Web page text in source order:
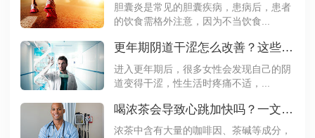
胆囊炎是常见的胆囊疾病，患病后，患者
的饮食需格外注意，因为不当饮食...
更年期阴道干涩怎么改善？这些方法要知道
进入更年期后，很多女性会发现自己的阴
道变得干涩，性生活时疼痛不适，...
喝浓茶会导致心跳加快吗？一文解析其原理
浓茶中含有大量的咖啡因、茶碱等成分，